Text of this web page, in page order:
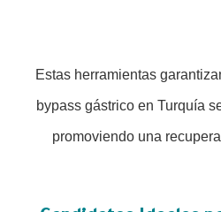
Estas herramientas
bypass gástrico en Turquía
promoviendo una